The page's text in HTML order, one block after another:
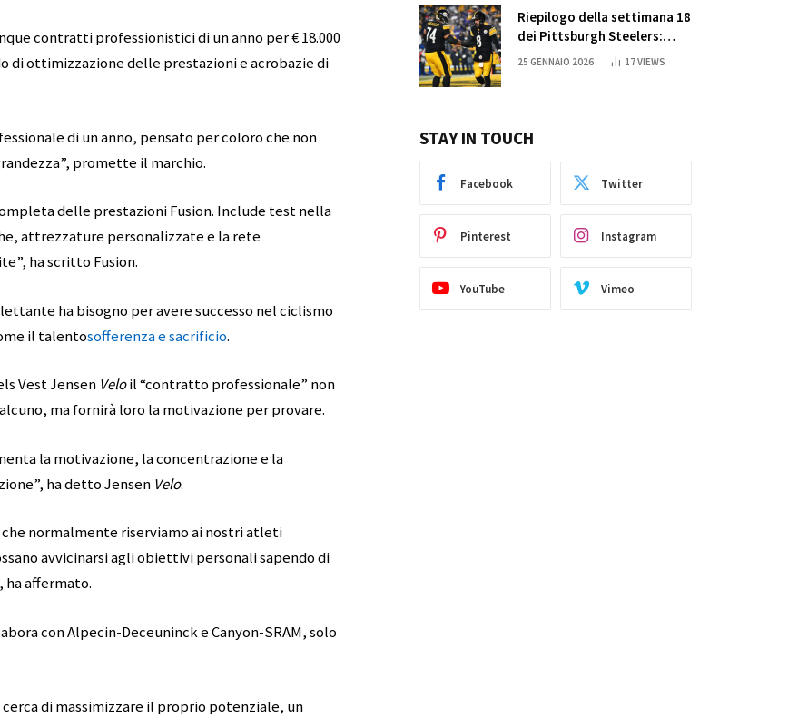
contratti professionistici di un anno per € 18.000
di ottimizzazione delle prestazioni e acrobazie di
di un anno, pensato per coloro che non
promette il marchio.
delle prestazioni Fusion. Include test nella
attrezzature personalizzate e la rete
ha scritto Fusion.
ha bisogno per avere successo nel ciclismo
il talentosofferenza e sacrificio.
Vest Jensen Veloil “contratto professionale” non
ma fornirà loro la motivazione per provare.
la motivazione, la concentrazione e la
ha detto Jensen Velo.
che normalmente riserviamo ai nostri atleti
avvicinarsi agli obiettivi personali sapendo di
affermato.
con Alpecin-Deceuninck e Canyon-SRAM, solo
di massimizzare il proprio potenziale, un
Riepilogo della settimana 18
dei Pittsburgh Steelers:
credi nei miracoli?
25 GENNAIO 2026 17VIEWS
STAY IN TOUCH
Facebook Twitter
Pinterest Instagram
YouTube Vimeo